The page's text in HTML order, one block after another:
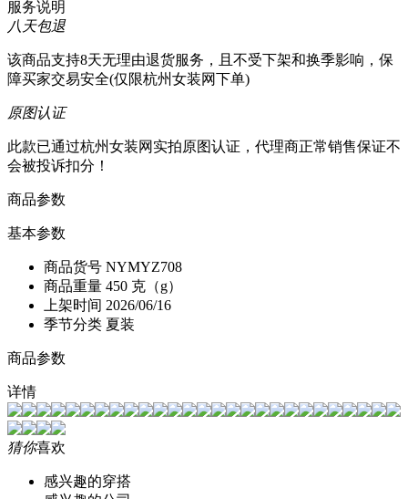
服务说明
八天包退
该商品支持8天无理由退货服务，且不受下架和换季影响，保
障买家交易安全(仅限杭州女装网下单)
原图认证
此款已通过杭州女装网实拍原图认证，代理商正常销售保证不
会被投诉扣分！
商品参数
基本参数
商品货号 NYMYZ708
商品重量 450 克（g）
上架时间 2026/06/16
季节分类 夏装
商品参数
详情
猜你喜欢
感兴趣的穿搭